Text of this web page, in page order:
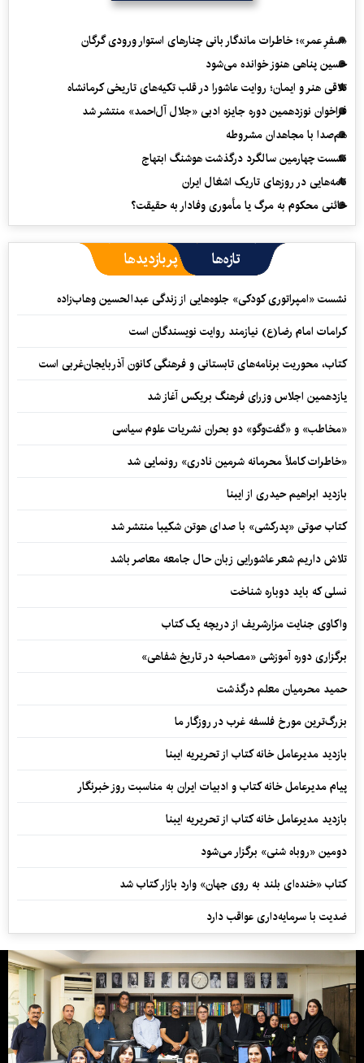
«سفرِ عمر»؛ خاطرات ماندگار بانی چنارهای استوار ورودی گرگان
حسین پناهی هنوز خوانده می‌شود
تلاقی هنر و ایمان؛ روایت عاشورا در قلب تکیه‌های تاریخی کرمانشاه
فراخوان نوزدهمین دوره جایزه ادبی «جلال آل‌احمد» منتشر شد
هم‌صدا با مجاهدان مشروطه
نشست چهارمین سالگرد درگذشت هوشنگ ابتهاج
نامه‌هایی در روزهای تاریک اشغال ایران
خائنی محکوم به مرگ یا مأموری وفادار به حقیقت؟
تازه‌ها پربازدیدها
نشست «امپراتوری کودکی» جلوه‌هایی از زندگی عبدالحسین وهاب‌زاده
کرامات امام رضا(ع) نیازمند روایت نویسندگان است
کتاب، محوریت برنامه‌های تابستانی و فرهنگی کانون آذربایجان‌غربی است
یازدهمین اجلاس وزرای فرهنگ بریکس آغاز شد
«مخاطب» و «گفت‌وگو» دو بحران نشریات علوم سیاسی
«خاطرات کاملاً محرمانه شرمین نادری» رونمایی شد
بازدید ابراهیم حیدری از ایبنا
کتاب صوتی «پدرکشی» با صدای هوتن شکیبا منتشر شد
تلاش داریم شعر عاشورایی زبان حال جامعه معاصر باشد
نسلی که باید دوباره شناخت
واکاوی جنایت مزارشریف از دریچه یک کتاب
برگزاری دوره آموزشی «مصاحبه در تاریخ شفاهی»
حمید محرمیان معلم درگذشت
بزرگ‌ترین مورخ فلسفه غرب در روزگار ما
بازدید مدیرعامل خانه کتاب از تحریریه ایبنا
پیام مدیرعامل خانه کتاب و ادبیات ایران به مناسبت روز خبرنگار
بازدید مدیرعامل خانه کتاب از تحریریه ایبنا
دومین «روباه شنی» برگزار می‌شود
کتاب «خنده‌ای بلند به روی جهان» وارد بازار کتاب شد
ضدیت با سرمایه‌داری عواقب دارد